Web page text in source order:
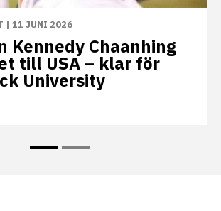
| 11 JUNI 2026
Kennedy Chaanhing
till USA – klar för
University